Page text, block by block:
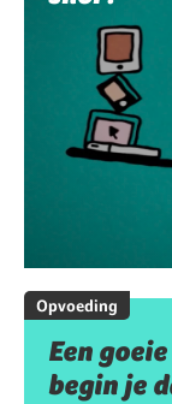
Opvoeding
Een
begin je